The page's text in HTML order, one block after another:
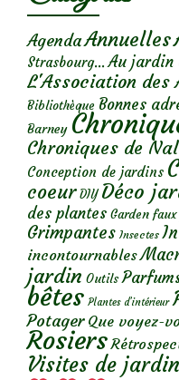
AgendaAnnuelles
Strasbourg... Au jardin
L'Association des
Bibliothèque Bonnes
Barney
Chroniques de
Conception de jardins
coeur DIY Déco
des plantes Garden faux
Grimpantes Insectes
incontournables
jardin Outils
bêtes Plantes d’intérieur
Potager Que voyez-
Rosiers
Visites de